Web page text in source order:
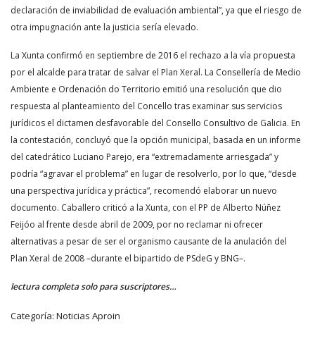
declaración de inviabilidad de evaluación ambiental”, ya que el riesgo de
otra impugnación ante la justicia sería elevado.
La Xunta confirmó en septiembre de 2016 el rechazo a la vía propuesta
por el alcalde para tratar de salvar el Plan Xeral. La Consellería de Medio
Ambiente e Ordenación do Territorio emitió una resolución que dio
respuesta al planteamiento del Concello tras examinar sus servicios
jurídicos el dictamen desfavorable del Consello Consultivo de Galicia. En
la contestación, concluyó que la opción municipal, basada en un informe
del catedrático Luciano Parejo, era “extremadamente arriesgada” y
podría “agravar el problema” en lugar de resolverlo, por lo que, “desde
una perspectiva jurídica y práctica”, recomendó elaborar un nuevo
documento. Caballero criticó a la Xunta, con el PP de Alberto Núñez
Feijóo al frente desde abril de 2009, por no reclamar ni ofrecer
alternativas a pesar de ser el organismo causante de la anulación del
Plan Xeral de 2008 –durante el bipartido de PSdeG y BNG–.
lectura completa solo para suscriptores…
Categoría: Noticias Aproin